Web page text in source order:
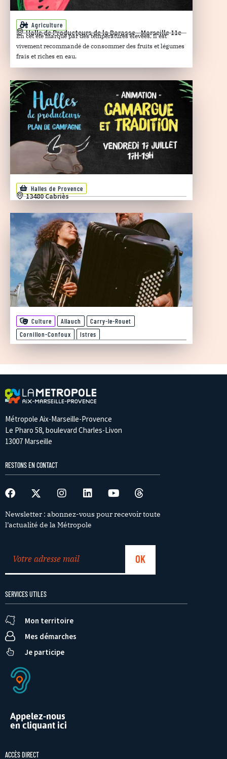
Agriculture
Halle de Producteurs de la Barasse - Marseille 11e
En cet été marqué par des températures élevées, il est
vivement recommandé de consommer des fruits et légumes
frais et riches en eau.
Halles de Provence
13480 Cabriès
Culture Allauch
Carry-le-Rouet
Cornillon-Confoux
Istres
Métropole Aix-Marseille-Provence
Le Pharo 58, boulevard Charles-Livon
13007 Marseille
RESTONS EN CONTACT
Newsletter : abonnez-vous pour recevoir toute
l’actualité de la Métropole
SERVICES UTILES
Mon territoire
Mes démarches
Je participe
Appelez-nous
en cliquant ici
ACCÈS DIRECT